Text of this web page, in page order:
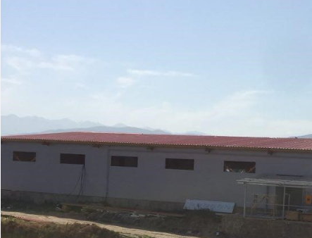
دام
راه اندازی خط تخلیه شکم اتوماتیک